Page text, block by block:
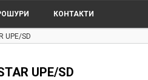
КОНТАКТИ
UPE/SD
UPE/SD